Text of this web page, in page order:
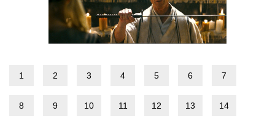
1 2 3 4 5 6 7
8 9 10 11 12 13 14